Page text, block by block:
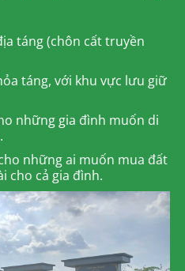
táng (chôn cất truyền
táng, với khu vực lưu giữ
những gia đình muốn di
những ai muốn mua đất
cho cả gia đình.